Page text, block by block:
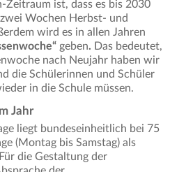
Zeitraum ist, dass es bis 2030
Wochen Herbst- und
wird es in allen Jahren
geben. Das bedeutet,
nach Neujahr haben wir
die Schülerinnen und Schüler
in die Schule müssen.
Jahr
liegt bundeseinheitlich bei 75
(Montag bis Samstag) als
die Gestaltung der